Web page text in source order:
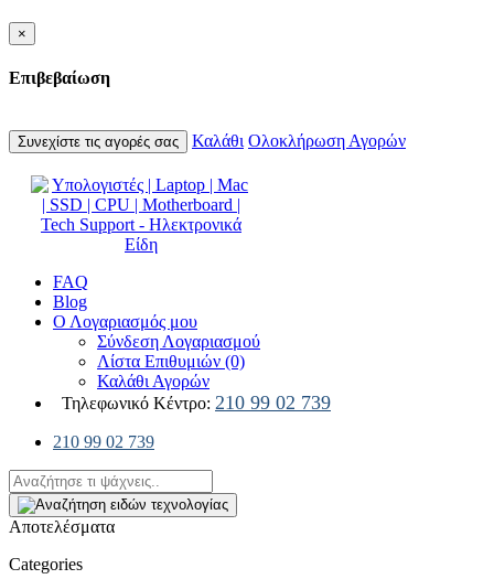
×
Επιβεβαίωση
Συνεχίστε τις αγορές σας Καλάθι Ολοκλήρωση Αγορών
FAQ
Blog
Ο Λογαριασμός μου
Σύνδεση Λογαριασμού
Λίστα Επιθυμιών (0)
Καλάθι Αγορών
Τηλεφωνικό Κέντρο: 210 99 02 739
210 99 02 739
Αποτελέσματα
Categories